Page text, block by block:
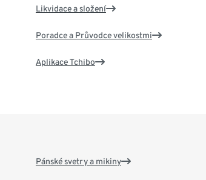
Likvidace a složení
Poradce a Průvodce velikostmi
Aplikace Tchibo
Pánské svetry a mikiny